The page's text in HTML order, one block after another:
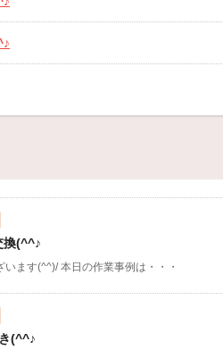
せ＆御礼♪
換(^^♪
います(^^)/本日の作業事例は・・・
(^^♪